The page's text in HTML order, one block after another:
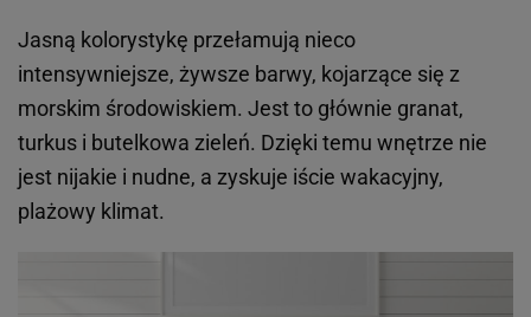
Jasną kolorystykę przełamują nieco
intensywniejsze, żywsze barwy, kojarzące się z
morskim środowiskiem. Jest to głównie granat,
turkus i butelkowa zieleń. Dzięki temu wnętrze nie
jest nijakie i nudne, a zyskuje iście wakacyjny,
plażowy klimat.